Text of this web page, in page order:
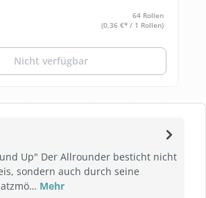
Up" Der Allrounder besticht nicht
sondern auch durch seine
Mehr
64 Rollen
(0,36 €* / 1 Rollen)
Nicht verfügbar